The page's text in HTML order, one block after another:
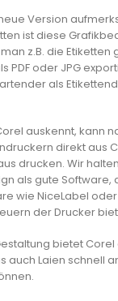
Version
ist diese
z.B. die Etiketten
PDF oder JPG
als
auskennt, kann
direkt aus
drucken. Wir
als gute Software,
wie NiceLabel
der Drucker
bietet
auch Laien schnell